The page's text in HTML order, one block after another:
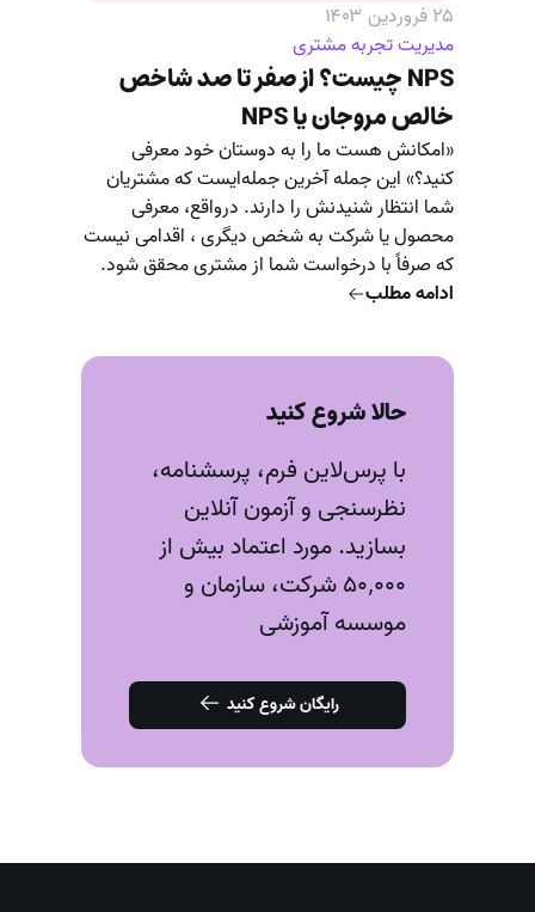
۲۵ فروردین ۱۴۰۳
مدیریت تجربه مشتری
NPS چیست؟ از صفر تا صد شاخص
خالص مروجان یا NPS
«امکانش هست ما را به دوستان خود معرفی
کنید؟» این جمله آخرین جمله‌ایست که مشتریان
شما انتظار شنیدنش را دارند. درواقع، معرفی
محصول یا شرکت به شخص دیگری ، اقدامی نیست
که صرفاً با درخواست شما از مشتری محقق شود.
ادامه مطلب
حالا شروع کنید
با پرس‌لاین فرم، پرسشنامه،
نظرسنجی و آزمون‌ آنلاین
بسازید. مورد اعتماد بیش از
۵۰٬۰۰۰ شرکت، سازمان و
موسسه آموزشی
رایگان شروع کنید